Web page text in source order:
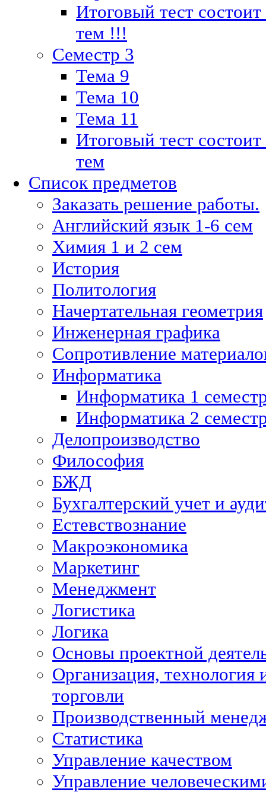
Итоговый тест
тем !!!
Семестр 3
Тема 9
Тема 10
Тема 11
Итоговый тест
тем
Список предметов
Заказать решение работы.
Английский язык 1-6 сем
Химия 1 и 2 сем
История
Политология
Начертательная геометрия
Инженерная графика
Сопротивление
Информатика
Информатика 1
Информатика 2
Делопроизводство
Философия
БЖД
Бухгалтерский учет и
Естевствознание
Макроэкономика
Маркетинг
Менеджмент
Логистика
Логика
Основы проектной
Организация, технология
торговли
Производственный
Статистика
Управление качеством
Управление